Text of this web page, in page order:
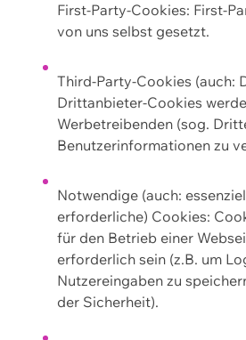
First-Party-Cookies: First-
von uns selbst gesetzt.
Third-Party-Cookies (auch:
Drittanbieter-Cookies
Werbetreibenden (sog.
Benutzerinformationen zu
Notwendige (auch:
erforderliche) Cookies:
für den Betrieb einer
erforderlich sein (z.B. um
Nutzereingaben zu
der Sicherheit).